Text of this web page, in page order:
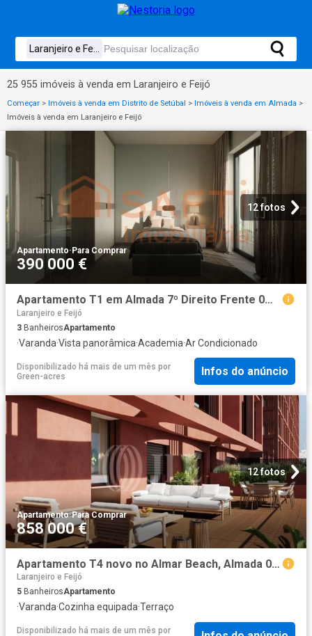
25 955 imóveis à venda em Laranjeiro e Feijó
Começar > Imóveis à venda em Distrito de Setúbal > Imóveis à venda em Almada >
Imóveis à venda em Laranjeiro e Feijó
12 fotos
Apartamento· Para Comprar
390 000 €
Apartamento T1 em Almada 7º Direito Frente 0m² Laranjeiro e Feijó
Laranjeiro e Feijó
3 BanheirosApartamento
·Varanda·Vista panorâmica·Academia·Ar Condicionado
Disponibilizado há mais de um mês por
Green-acres
Infos do anúncio
12 fotos
Apartamento·Para Comprar
858 000 €
Apartamento T4 novo no Almar Beach, Almada 0m² Laranjeiro e Feijó
Laranjeiro e Feijó
5 BanheirosApartamento
·Varanda·Cozinha equipada·Terraço
Disponibilizado há mais de um mês por